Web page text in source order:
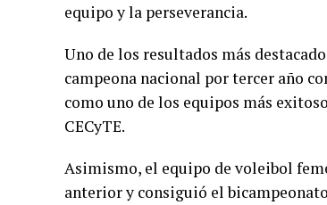
equipo y la perseverancia.
Uno de los resultados más
campeona nacional por tercer año
como uno de los equipos más
CECyTE.
Asimismo, el equipo de voleibol
anterior y consiguió el